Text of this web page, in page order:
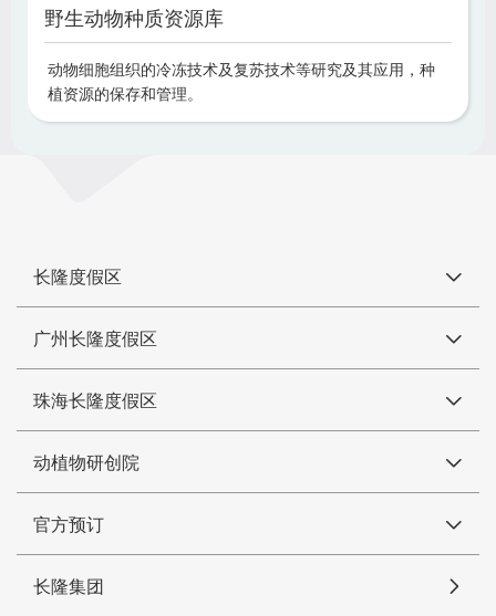
野生动物种质资源库
动物细胞组织的冷冻技术及复苏技术等研究及其应用，种
植资源的保存和管理。
长隆度假区
广州长隆度假区
珠海长隆度假区
动植物研创院
官方预订
长隆集团